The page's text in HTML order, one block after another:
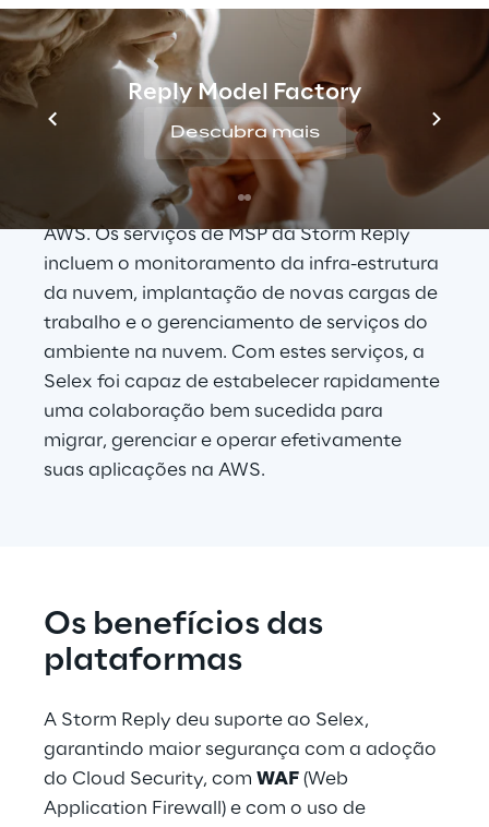
Reply Model Factory
Descubra mais
ao aplicativo e manutenção das Melhores
práticas de segurança da AWS.
Com a experiência e o compromisso da
equipe experiente da Storm Reply MSP, a
Selex pode se beneficiar do status de ser
um Amazon Premier Consulting Partner,
gerenciando seus sistemas e aplicações na
AWS. Os serviços de MSP da Storm Reply
incluem o monitoramento da infra-estrutura
da nuvem, implantação de novas cargas de
trabalho e o gerenciamento de serviços do
ambiente na nuvem. Com estes serviços, a
Selex foi capaz de estabelecer rapidamente
uma colaboração bem sucedida para
migrar, gerenciar e operar efetivamente
suas aplicações na AWS.
Os benefícios das
plataformas
A Storm Reply deu suporte ao Selex,
garantindo maior segurança com a adoção
do Cloud Security, com WAF (Web
Application Firewall) e com o uso de